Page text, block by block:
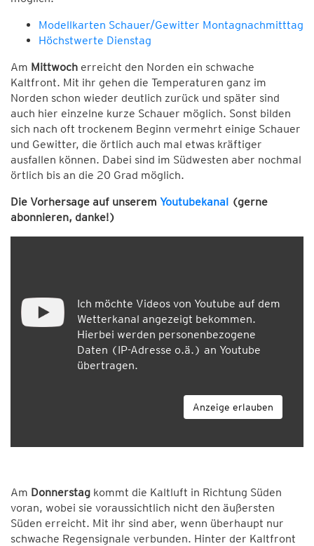
Modellkarten Schauer/Gewitter Montagnachmitttag
Höchstwerte Dienstag
Am Mittwoch erreicht den Norden ein schwache
Kaltfront. Mit ihr gehen die Temperaturen ganz im
Norden schon wieder deutlich zurück und später sind
auch hier einzelne kurze Schauer möglich. Sonst bilden
sich nach oft trockenem Beginn vermehrt einige Schauer
und Gewitter, die örtlich auch mal etwas kräftiger
ausfallen können. Dabei sind im Südwesten aber nochmal
örtlich bis an die 20 Grad möglich.
Die Vorhersage auf unserem Youtubekanal (gerne
abonnieren, danke!)
Ich möchte Videos von Youtube auf dem
Wetterkanal angezeigt bekommen.
Hierbei werden personenbezogene
Daten (IP-Adresse o.ä.) an Youtube
übertragen.
Anzeige erlauben
Am Donnerstag kommt die Kaltluft in Richtung Süden
voran, wobei sie voraussichtlich nicht den äußersten
Süden erreicht. Mit ihr sind aber, wenn überhaupt nur
schwache Regensignale verbunden. Hinter der Kaltfront